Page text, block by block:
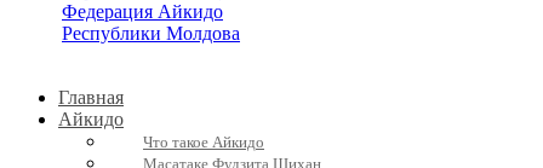
Главная
Айкидо
Что такое Айкидо
Масатаке Фудзита Шихан